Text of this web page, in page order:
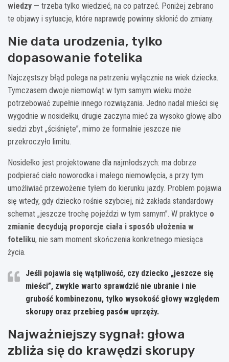
wiedzy — trzeba tylko wiedzieć, na co patrzeć. Poniżej zebrano
te objawy i sytuacje, które naprawdę powinny skłonić do zmiany.
Nie data urodzenia, tylko
dopasowanie fotelika
Najczęstszy błąd polega na patrzeniu wyłącznie na wiek dziecka.
Tymczasem dwoje niemowląt w tym samym wieku może
potrzebować zupełnie innego rozwiązania. Jedno nadal mieści się
wygodnie w nosidełku, drugie zaczyna mieć za wysoko głowę albo
siedzi zbyt „ściśnięte”, mimo że formalnie jeszcze nie
przekroczyło limitu.
Nosidełko jest projektowane dla najmłodszych: ma dobrze
podpierać ciało noworodka i małego niemowlęcia, a przy tym
umożliwiać przewożenie tyłem do kierunku jazdy. Problem pojawia
się wtedy, gdy dziecko rośnie szybciej, niż zakłada standardowy
schemat „jeszcze trochę pojeździ w tym samym”. W praktyce o
zmianie decydują proporcje ciała i sposób ułożenia w
foteliku, nie sam moment skończenia konkretnego miesiąca
życia.
Jeśli pojawia się wątpliwość, czy dziecko „jeszcze się
mieści”, zwykle warto sprawdzić nie ubranie i nie
grubość kombinezonu, tylko wysokość głowy względem
skorupy oraz przebieg pasów uprzęży.
Najważniejszy sygnał: głowa
zbliża się do krawędzi skorupy